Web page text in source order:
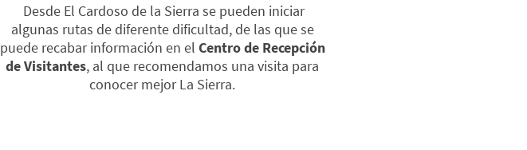
Desde El Cardoso de la Sierra se pueden iniciar
algunas rutas de diferente dificultad, de las que se
puede recabar información en el Centro de Recepción
de Visitantes, al que recomendamos una visita para
conocer mejor La Sierra.